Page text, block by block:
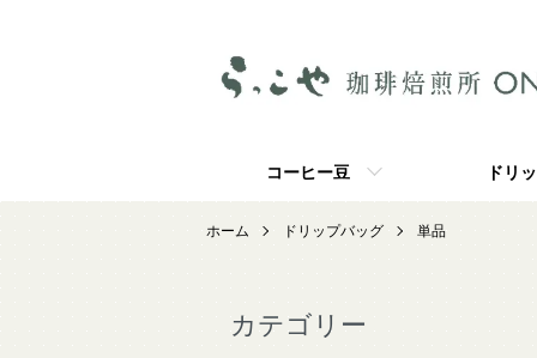
コーヒー豆 ドリ
ホーム ドリップバッグ 単品
カテゴリー